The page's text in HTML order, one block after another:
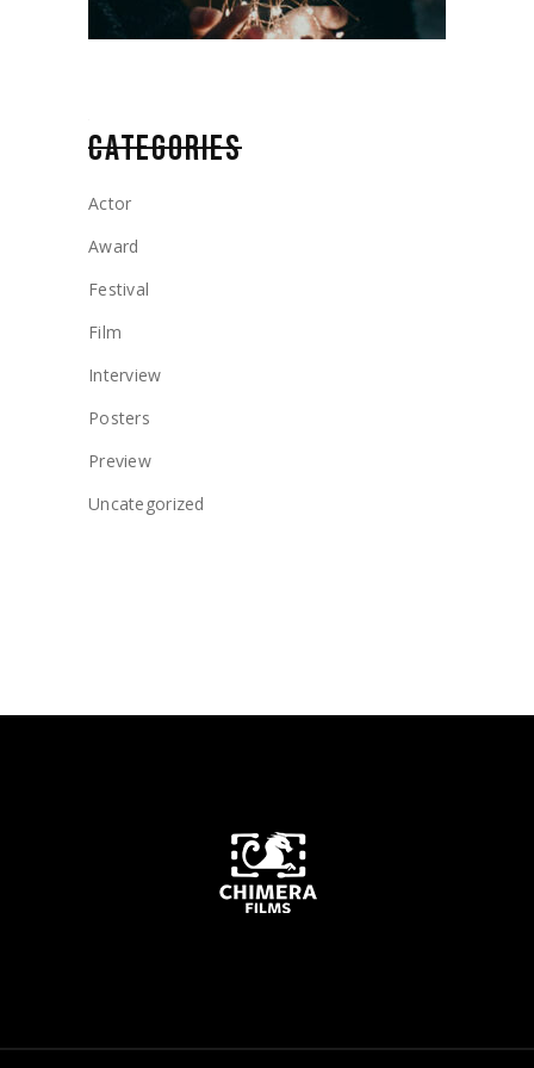
CATEGORIES
Actor
Award
Festival
Film
Interview
Posters
Preview
Uncategorized